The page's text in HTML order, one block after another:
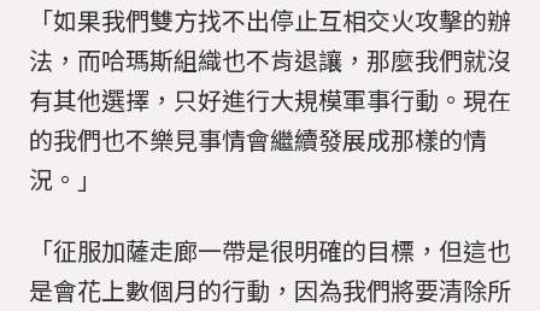
「如果我們雙方找不出停止互相交火攻擊的辦
法，而哈瑪斯組織也不肯退讓，那麼我們就沒
有其他選擇，只好進行大規模軍事行動。現在
的我們也不樂見事情會繼續發展成那樣的情
況。」
「征服加薩走廊一帶是很明確的目標，但這也
是會花上數個月的行動，因為我們將要清除所